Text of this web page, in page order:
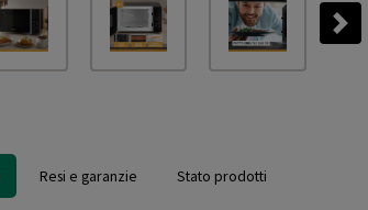
Next
Resi e garanzie Stato prodotti